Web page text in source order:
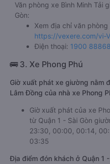
Văn phòng xe Bình Minh Tải
Gòn:
Xem địa chỉ văn phòng
https://vexere.com/vi-
Điện thoại: 1900
🚌 3. Xe Phong Phú
Giờ xuất phát xe giường nằm
Lâm Đồng của nhà xe Phong
Giờ xuất phát của xe
từ Quận 1 - Sài Gòn
23:30, 00:00, 00:14,
03:35
Địa điểm đón khách ở Quận 1